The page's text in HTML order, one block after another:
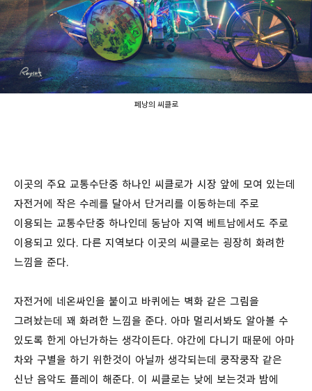
페낭의 씨클로
이곳의 주요 교통수단중 하나인 씨클로가 시장 앞에 모여 있는데
자전거에 작은 수레를 달아서 단거리를 이동하는데 주로
이용되는 교통수단중 하나인데 동남아 지역 베트남에서도 주로
이용되고 있다. 다른 지역보다 이곳의 씨클로는 굉장히 화려한
느낌을 준다.
자전거에 네온싸인을 붙이고 바퀴에는 벽화 같은 그림을
그려놨는데 꽤 화려한 느낌을 준다. 아마 멀리서봐도 알아볼 수
있도록 한게 아닌가하는 생각이든다. 야간에 다니기 때문에 아마
차와 구별을 하기 위한것이 아닐까 생각되는데 쿵작쿵작 같은
신난 음악도 플레이 해준다. 이 씨클로는 낮에 보는것과 밤에